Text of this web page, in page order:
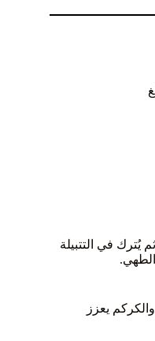
يُترك في التتبيلة
يعزز